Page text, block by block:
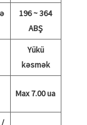
196 ~ 364
ABŞ
Yükü
kəsmək
Max 7.00 ua
/